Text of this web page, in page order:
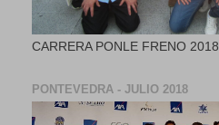
CARRERA PONLE FRENO 2018
PONTEVEDRA - JULIO 2018